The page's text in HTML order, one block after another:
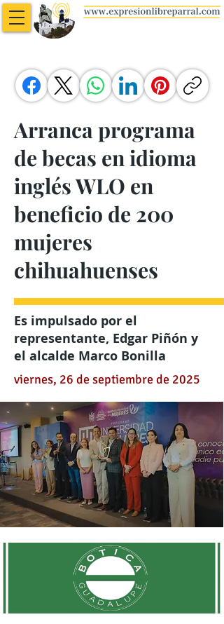
Arranca programa
de becas en idioma
inglés WLO en
beneficio de 200
mujeres
chihuahuenses
Es impulsado por el
representante, Edgar Piñón y
el alcalde Marco Bonilla
viernes, 26 de septiembre de 2025